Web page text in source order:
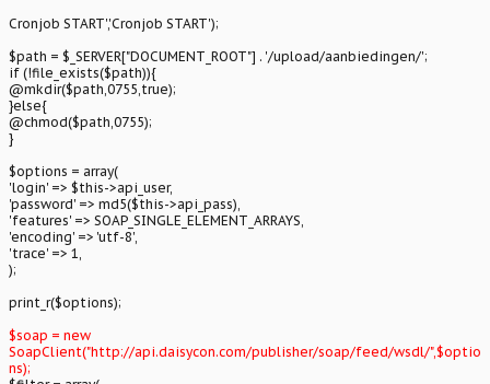
Cronjob START','Cronjob START');
$path = $_SERVER["DOCUMENT_ROOT"] . '/upload/aanbiedingen/';
if (!file_exists($path)){
@mkdir($path,0755,true);
}else{
@chmod($path,0755);
}
$options = array(
'login' => $this->api_user,
'password' => md5($this->api_pass),
'features' => SOAP_SINGLE_ELEMENT_ARRAYS,
'encoding' => 'utf-8',
'trace' => 1,
);
print_r($options);
$soap = new
SoapClient("http://api.daisycon.com/publisher/soap/feed/wsdl/",$optio
ns);